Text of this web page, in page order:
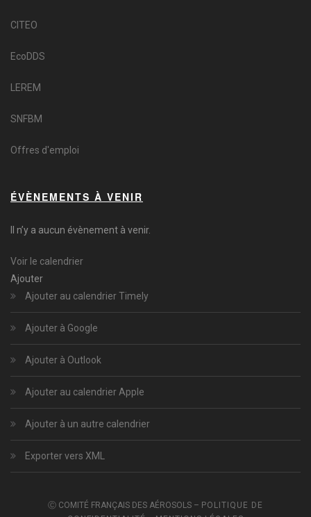
CITEO
EcoDDS
LEREM
SNFBM
Offres d'emploi
ÉVÈNEMENTS À VENIR
Il n’y a aucun évènement à venir.
Voir le calendrier
Ajouter
Ajouter au calendrier Timely
Ajouter à Google
Ajouter à Outlook
Ajouter au calendrier Apple
Ajouter à un autre calendrier
Exporter vers XML
Ⓒ COMITÉ FRANÇAIS DES AÉROSOLS – POLITIQUE DE